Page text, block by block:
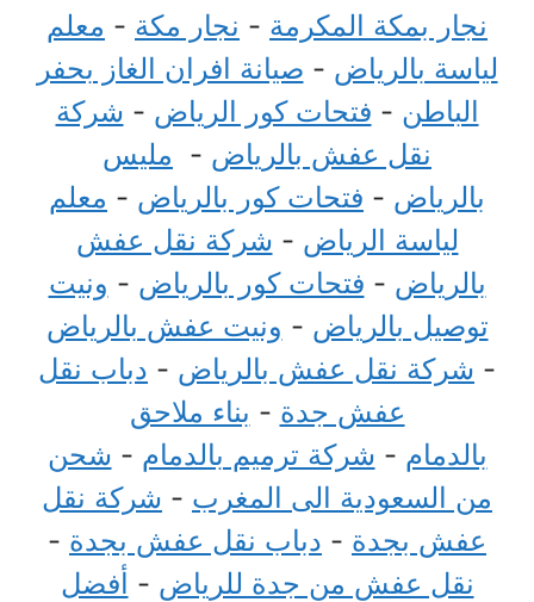
نجار بمكة المكرمة - نجار مكة - معلم
لياسة بالرياض - صيانة افران الغاز بحفر
الباطن - فتحات كور الرياض - شركة
نقل عفش بالرياض - مليس
بالرياض - فتحات كور بالرياض - معلم
لياسة الرياض - شركة نقل عفش
بالرياض - فتحات كور بالرياض - ونيت
توصيل بالرياض - ونيت عفش بالرياض
- شركة نقل عفش بالرياض - دباب نقل
عفش جدة - بناء ملاحق
بالدمام - شركة ترميم بالدمام - شحن
من السعودية الى المغرب - شركة نقل
عفش بجدة - دباب نقل عفش بجدة -
نقل عفش من جدة للرياض - أفضل